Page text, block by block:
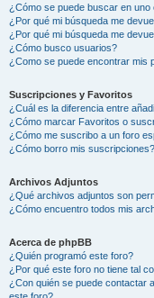
¿Cómo se puede buscar en uno
¿Por qué mi búsqueda me
¿Por qué mi búsqueda me
¿Cómo busco usuarios?
¿Como se puede encontrar mis
Suscripciones y Favoritos
¿Cuál es la diferencia entre
¿Cómo marcar Favoritos o
¿Cómo me suscribo a un foro
¿Cómo borro mis suscripciones?
Archivos Adjuntos
¿Qué archivos adjuntos son
¿Cómo encuentro todos mis
Acerca de phpBB
¿Quién programó este foro?
¿Por qué este foro no tiene tal
¿Con quién se puede contactar